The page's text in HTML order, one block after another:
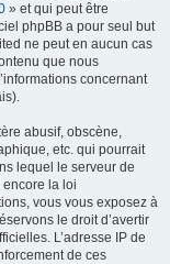
» et qui peut être
phpBB a pour seul but
ne peut en aucun cas
que nous
concernant
abusif, obscène,
etc. qui pourrait
lequel le serveur de
encore la loi
vous vous exposez à
le droit d’avertir
L’adresse IP de
de ces